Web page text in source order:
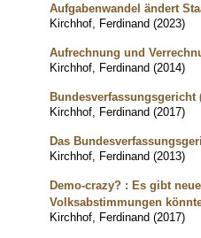
Aufgabenwandel ändert
Kirchhof, Ferdinand (2023)
Aufrechnung und
Kirchhof, Ferdinand (2014)
Bundesverfassungsgericht
Kirchhof, Ferdinand (2017)
Das
Kirchhof, Ferdinand (2013)
Demo-crazy? : Es gibt
Volksabstimmungen
Kirchhof, Ferdinand (2017)